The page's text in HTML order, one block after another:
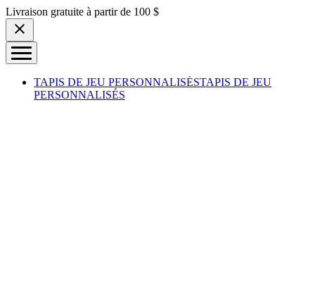
Skip to content
Livraison gratuite à partir de 100 $
TAPIS DE JEU PERSONNALISÉSTAPIS DE JEU
PERSONNALISÉS